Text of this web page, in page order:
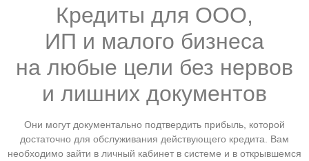
Кредиты для ООО,
ИП и малого бизнеса
на любые цели без нервов
и лишних документов
Они могут документально подтвердить прибыль, которой
достаточно для обслуживания действующего кредита. Вам
необходимо зайти в личный кабинет в системе и в открывшемся